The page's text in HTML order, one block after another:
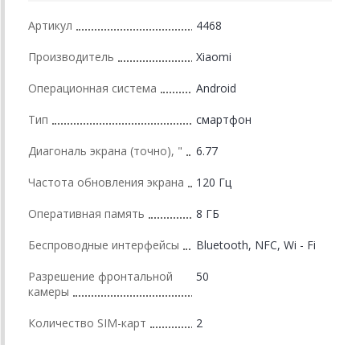
Артикул 4468
Производитель Xiaomi
Операционная система Android
Тип смартфон
Диагональ экрана (точно), " 6.77
Частота обновления экрана 120 Гц
Оперативная память 8 ГБ
Беспроводные интерфейсы Bluetooth, NFC, Wi - Fi
Разрешение фронтальной
камеры
50
Количество SIM-карт 2